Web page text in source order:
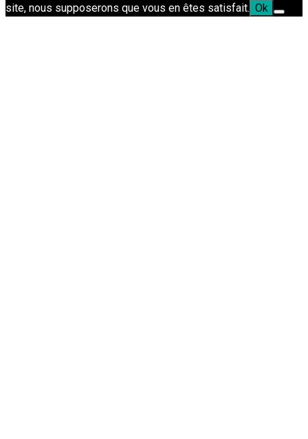
site, nous supposerons que vous en êtes satisfait. Ok